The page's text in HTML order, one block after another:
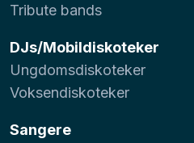
Tribute bands
DJs/Mobildiskoteker
Ungdomsdiskoteker
Voksendiskoteker
Sangere